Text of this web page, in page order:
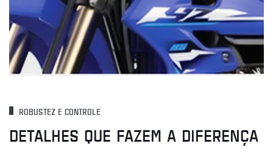
ROBUSTEZ E CONTROLE
DETALHES QUE FAZEM A DIFERENÇA